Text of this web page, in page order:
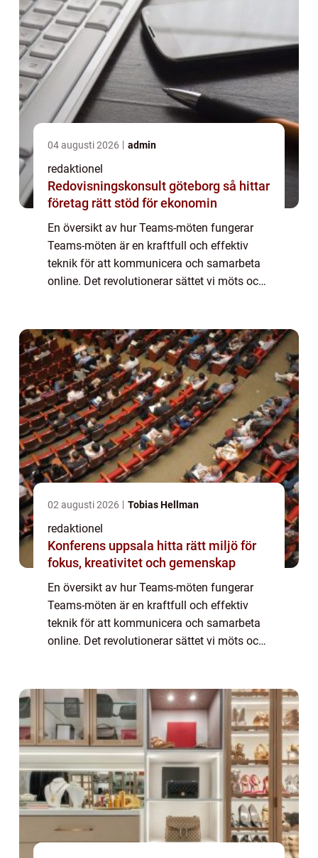
04 augusti 2026 admin
redaktionel
Redovisningskonsult göteborg så hittar
företag rätt stöd för ekonomin
En översikt av hur Teams-möten fungerar
Teams-möten är en kraftfull och effektiv
teknik för att kommunicera och samarbeta
online. Det revolutionerar sättet vi möts och
02 augusti 2026 Tobias Hellman
redaktionel
Konferens uppsala hitta rätt miljö för
fokus, kreativitet och gemenskap
En översikt av hur Teams-möten fungerar
Teams-möten är en kraftfull och effektiv
teknik för att kommunicera och samarbeta
online. Det revolutionerar sättet vi möts och